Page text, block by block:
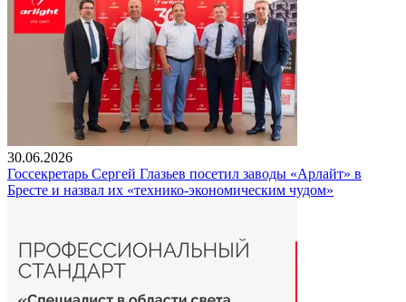
30.06.2026
Госсекретарь Сергей Глазьев посетил заводы «Арлайт» в
Бресте и назвал их «технико-экономическим чудом»